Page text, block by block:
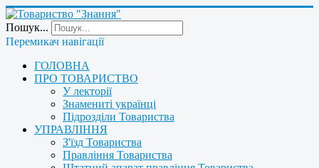
Пошук...
Перемикач навігації
ГОЛОВНА
ПРО ТОВАРИСТВО
У лекторії
Знамениті українці
Підрозділи Товариства
УПРАВЛІННЯ
З'їзд Товариства
Правління Товариства